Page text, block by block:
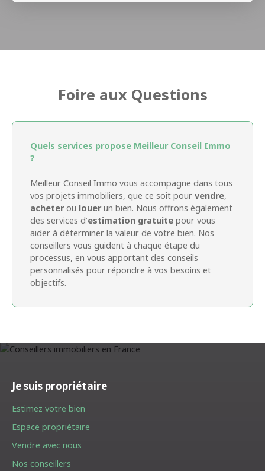
Foire aux Questions
Quels services propose Meilleur Conseil Immo
?
Meilleur Conseil Immo vous accompagne dans tous
vos projets immobiliers, que ce soit pour vendre,
acheterou louerun bien. Nous offrons également
des services d’estimation gratuite pour vous
aider à déterminer la valeur de votre bien. Nos
conseillers vous guident à chaque étape du
processus, en vous apportant des conseils
personnalisés pour répondre à vos besoins et
objectifs.
Je suis propriétaire
Estimez votre bien
Espace propriétaire
Vendre avec nous
Nos conseillers